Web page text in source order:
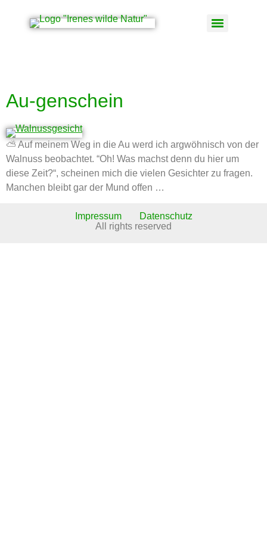
Au-genschein
⛅ Auf meinem Weg in die Au werd ich argwöhnisch von der
Walnuss beobachtet. “Oh! Was machst denn du hier um
diese Zeit?“, scheinen mich die vielen Gesichter zu fragen.
Manchen bleibt gar der Mund offen …
Impressum
Datenschutz
All rights reserved